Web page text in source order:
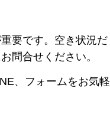
要です。空き状況だ
問合せください。
、フォームをお気軽